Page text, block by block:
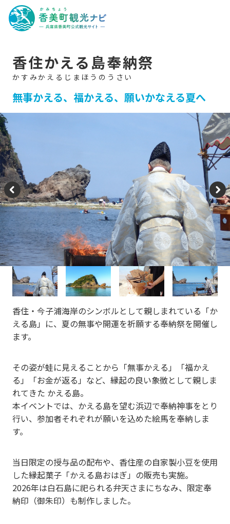
香
美
町
ナ
ビ
-
兵
庫
県
香
美
町
公
香住かえる島奉納祭
無事かえる、福かえる、願いかなえる夏へ
P
re
vi
o
u
s
N
e
xt
香住・今子浦海岸のシンボルとして親しまれている「か
える島」に、夏の無事や開運を祈願する奉納祭を開催し
ます。
その姿が蛙に見えることから「無事かえる」「福かえ
る」「お金が返る」など、縁起の良い象徴として親しま
れてきた かえる島。
本イベントでは、かえる島を望む浜辺で奉納神事をとり
行い、参加者それぞれが願いを込めた絵馬を奉納しま
す。
当日限定の授与品の配布や、香住産の自家製小豆を使用
した縁起菓子「かえる島おはぎ」の販売も実施。
2026年は白石島に祀られる弁天さまにちなみ、限定奉
納印（御朱印）も制作しました。